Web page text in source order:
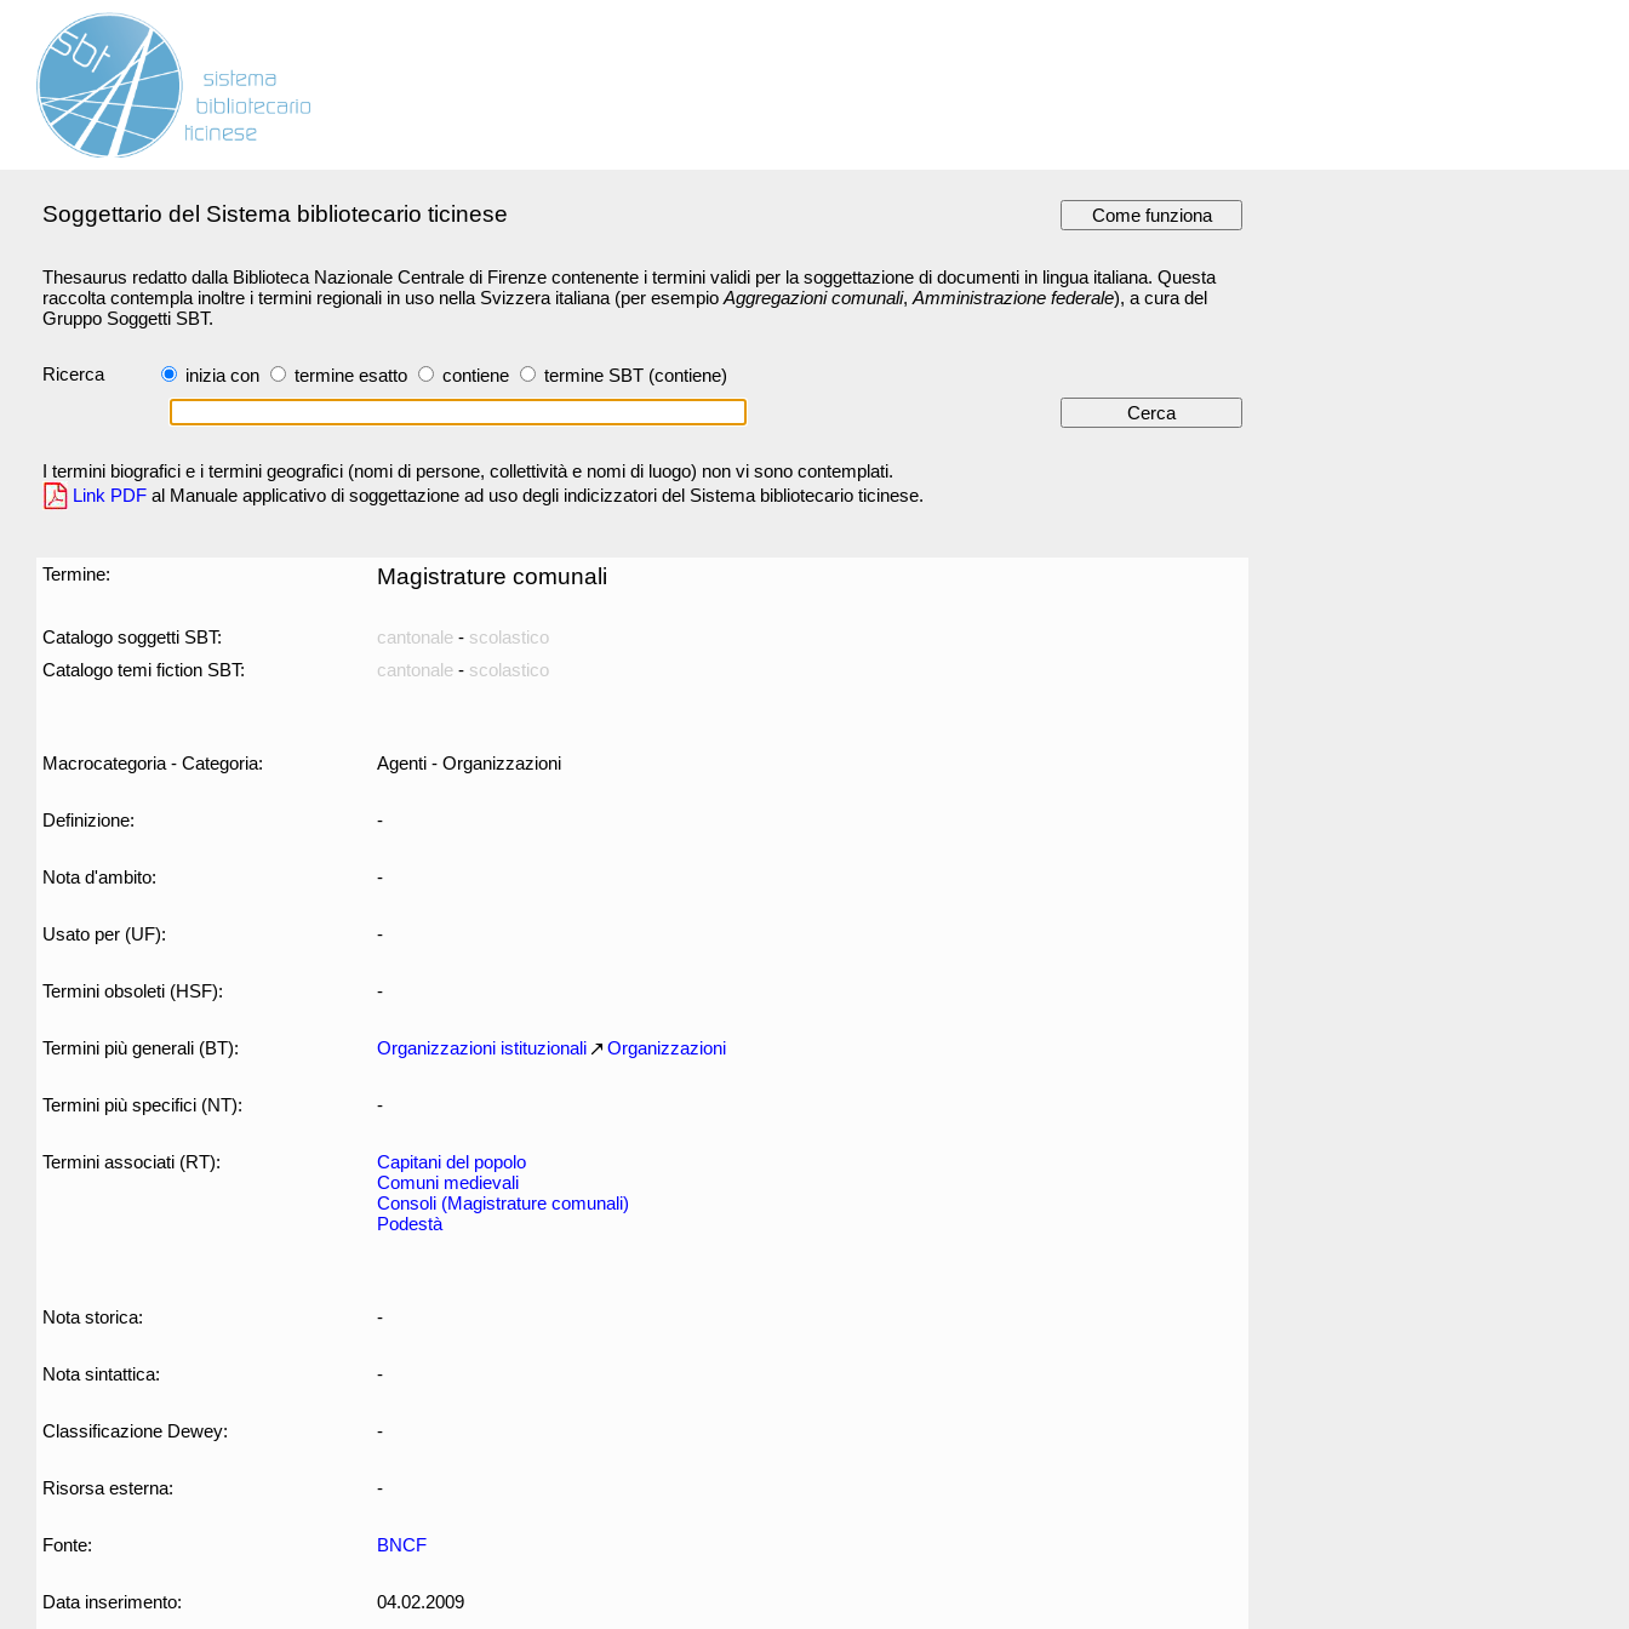
Soggettario del Sistema bibliotecario ticinese
Thesaurus redatto dalla Biblioteca Nazionale Centrale di Firenze contenente i termini validi per la soggettazione di documenti in lingua italiana. Questa
raccolta contempla inoltre i termini regionali in uso nella Svizzera italiana (per esempio Aggregazioni comunali, Amministrazione federale), a cura del
Gruppo Soggetti SBT.
Ricerca inizia con termine esatto contiene termine SBT (contiene)
I termini biografici e i termini geografici (nomi di persone, collettività e nomi di luogo) non vi sono contemplati.
Link PDF al Manuale applicativo di soggettazione ad uso degli indicizzatori del Sistema bibliotecario ticinese.
Termine: Magistrature comunali
Catalogo soggetti SBT: cantonale - scolastico
Catalogo temi fiction SBT:
cantonale - scolastico
Macrocategoria - Categoria: Agenti - Organizzazioni
Definizione: -
Nota d'ambito: -
Usato per (UF): -
Termini obsoleti (HSF): -
Termini più generali (BT): Organizzazioni istituzionali Organizzazioni
Termini più specifici (NT): -
Termini associati (RT):
Capitani del popolo
Comuni medievali
Consoli (Magistrature comunali)
Podestà
Nota storica: -
Nota sintattica: -
Classificazione Dewey: -
Risorsa esterna: -
Fonte: BNCF
Data inserimento: 04.02.2009